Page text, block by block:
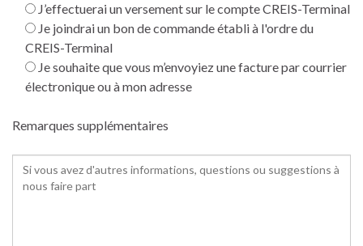
J’effectuerai un versement sur le compte CREIS-Terminal
Je joindrai un bon de commande établi à l'ordre du
CREIS-Terminal
Je souhaite que vous m’envoyiez une facture par courrier
électronique ou à mon adresse
Remarques supplémentaires